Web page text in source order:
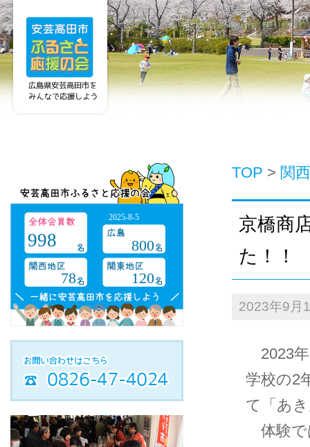
2025-8-5
998
800
78
120
TOP > 関
京橋商
た！！
2023年9月
2023年
学校の2
て「あ
体験で